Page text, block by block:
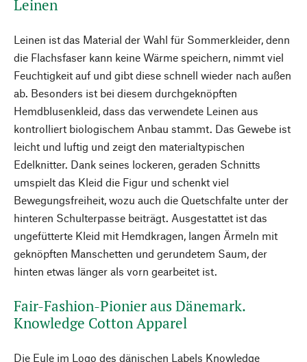
Leinen
Leinen ist das Material der Wahl für Sommerkleider, denn
die Flachsfaser kann keine Wärme speichern, nimmt viel
Feuchtigkeit auf und gibt diese schnell wieder nach außen
ab. Besonders ist bei diesem durchgeknöpften
Hemdblusenkleid, dass das verwendete Leinen aus
kontrolliert biologischem Anbau stammt. Das Gewebe ist
leicht und luftig und zeigt den materialtypischen
Edelknitter. Dank seines lockeren, geraden Schnitts
umspielt das Kleid die Figur und schenkt viel
Bewegungsfreiheit, wozu auch die Quetschfalte unter der
hinteren Schulterpasse beiträgt. Ausgestattet ist das
ungefütterte Kleid mit Hemdkragen, langen Ärmeln mit
geknöpften Manschetten und gerundetem Saum, der
hinten etwas länger als vorn gearbeitet ist.
Fair-Fashion-Pionier aus Dänemark.
Knowledge Cotton Apparel
Die Eule im Logo des dänischen Labels Knowledge